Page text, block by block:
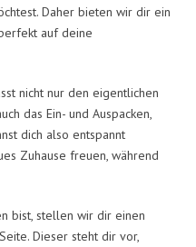
Daher bieten wir dir ein
auf deine
nicht nur den eigentlichen
das Ein- und Auspacken,
dich also entspannt
Zuhause freuen, während
bist, stellen wir dir einen
Dieser steht dir vor,